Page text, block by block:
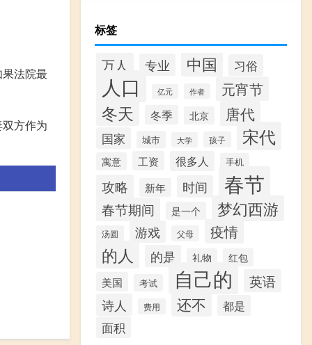
法院最
方作为
标签
万人 专业 中国 习俗
人口 亿元 作者 元宵节
冬天 冬季 北京 唐代
国家 城市 大学 孩子 宋代
寓意 工资 很多人 手机
攻略 新年 时间 春节
春节期间 是一个 梦幻西游
汤圆 游戏 父母 疫情
的人 的是 礼物 红包
美国 考试 自己的 英语
诗人 费用 还不 都是
面积